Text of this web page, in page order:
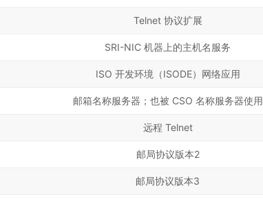
Telnet 协议扩展
SRI-NIC 机器上的主机名服务
ISO 开发环境（ISODE）网络应用
邮箱名称服务器；也被 CSO 名称服务器使用
远程 Telnet
邮局协议版本2
邮局协议版本3